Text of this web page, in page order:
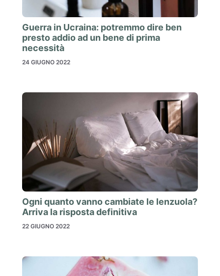
Guerra in Ucraina: potremmo dire ben
presto addio ad un bene di prima
necessità
24 GIUGNO 2022
Ogni quanto vanno cambiate le lenzuola?
Arriva la risposta definitiva
22 GIUGNO 2022